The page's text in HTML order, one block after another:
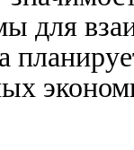
для